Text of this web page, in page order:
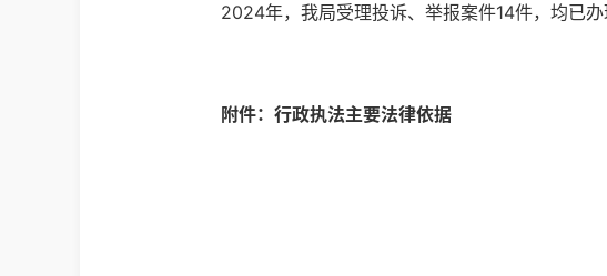
2024年，我局受理投诉、举报案件14件，均已办
附件：行政执法主要法律依据